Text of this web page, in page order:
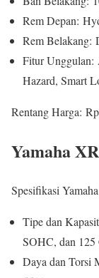
Rem Depan:
Rem Belakang:
Fitur Unggulan:
Hazard, Smart
Rentang Harga:
Yamaha
Spesifikasi
Tipe dan
SOHC, dan 125
Daya dan Torsi